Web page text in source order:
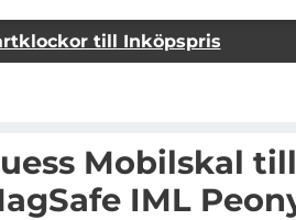
till Inköpspris
Mobilskal
IML